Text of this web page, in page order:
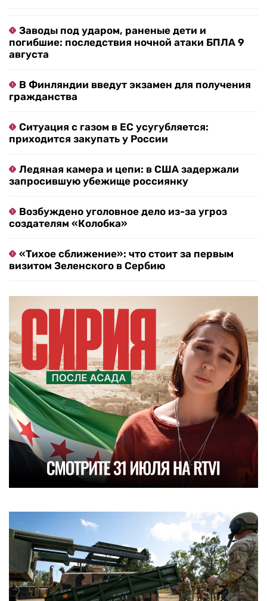
Заводы под ударом, раненые дети и
погибшие: последствия ночной атаки БПЛА 9
августа
В Финляндии введут экзамен для получения
гражданства
Ситуация с газом в ЕС усугубляется:
приходится закупать у России
Ледяная камера и цепи: в США задержали
запросившую убежище россиянку
Возбуждено уголовное дело из-за угроз
создателям «Колобка»
«Тихое сближение»: что стоит за первым
визитом Зеленского в Сербию